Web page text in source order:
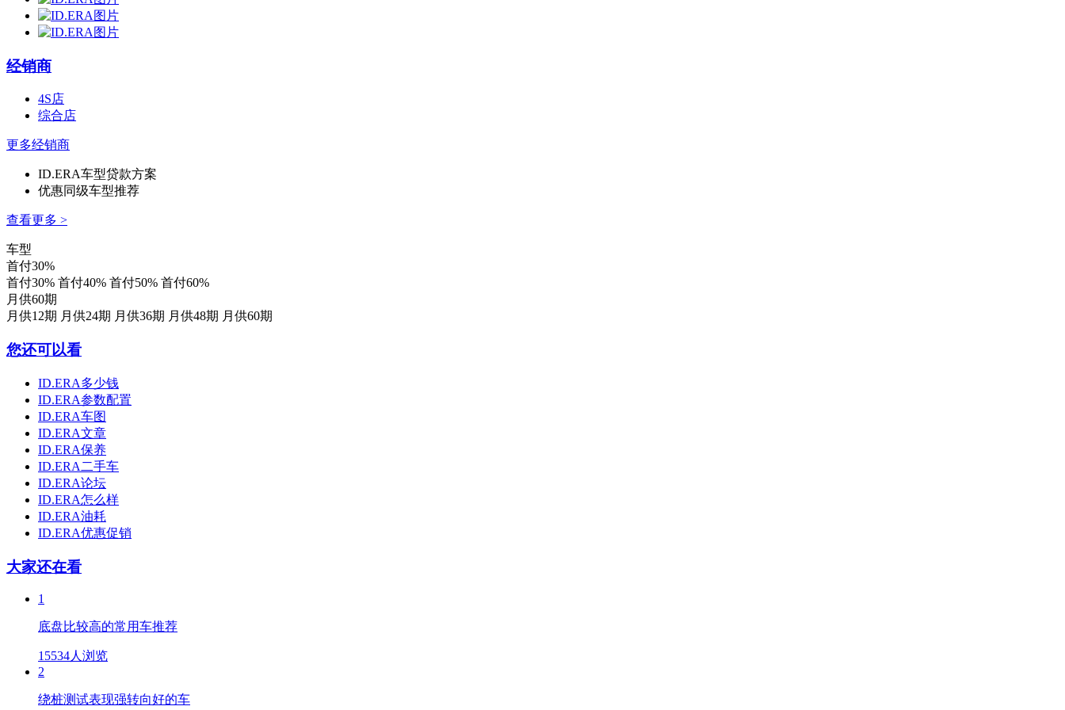
经销商
4S店
综合店
更多经销商
ID.ERA车型贷款方案
优惠同级车型推荐
查看更多 >
车型
首付30%
首付30% 首付40% 首付50% 首付60%
月供60期
月供12期 月供24期 月供36期 月供48期 月供60期
您还可以看
ID.ERA多少钱
ID.ERA参数配置
ID.ERA车图
ID.ERA文章
ID.ERA保养
ID.ERA二手车
ID.ERA论坛
ID.ERA怎么样
ID.ERA油耗
ID.ERA优惠促销
大家还在看
1
底盘比较高的常用车推荐
15534人浏览
2
绕桩测试表现强转向好的车